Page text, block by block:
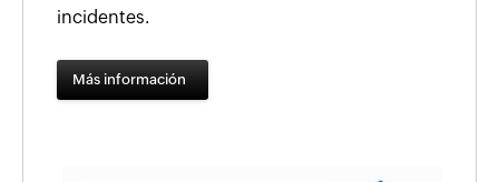
incidentes.
Más información